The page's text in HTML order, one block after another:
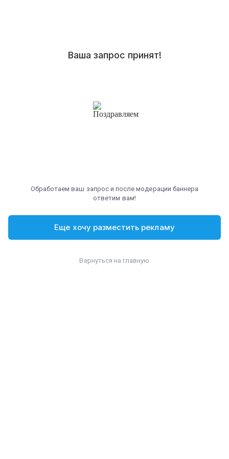
Ваша запрос принят!
Обработаем ваш запрос и после модерации баннера
ответим вам!
Еще хочу разместить рекламу
Вернуться на главную